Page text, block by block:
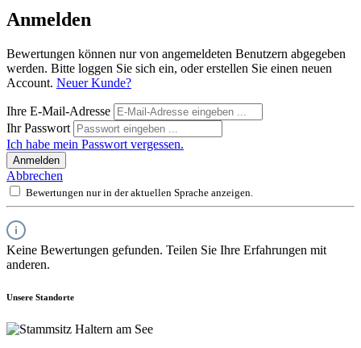
Anmelden
Bewertungen können nur von angemeldeten Benutzern abgegeben
werden. Bitte loggen Sie sich ein, oder erstellen Sie einen neuen
Account. Neuer Kunde?
Ihre E-Mail-Adresse
Ihr Passwort
Ich habe mein Passwort vergessen.
Anmelden
Abbrechen
Bewertungen nur in der aktuellen Sprache anzeigen.
Keine Bewertungen gefunden. Teilen Sie Ihre Erfahrungen mit
anderen.
Unsere Standorte